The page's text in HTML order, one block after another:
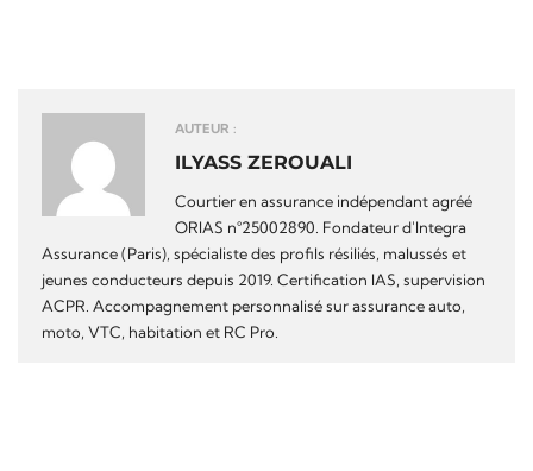
AUTEUR :
ILYASS ZEROUALI
Courtier en assurance indépendant agréé
ORIAS n°25002890. Fondateur d'Integra
Assurance (Paris), spécialiste des profils résiliés, malussés et
jeunes conducteurs depuis 2019. Certification IAS, supervision
ACPR. Accompagnement personnalisé sur assurance auto,
moto, VTC, habitation et RC Pro.